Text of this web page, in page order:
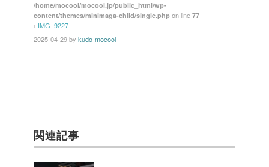
/home/mocool/mocool.jp/public_html/wp-
content/themes/minimaga-child/single.php on line 77
› IMG_9227
2025-04-29by kudo-mocool
関連記事